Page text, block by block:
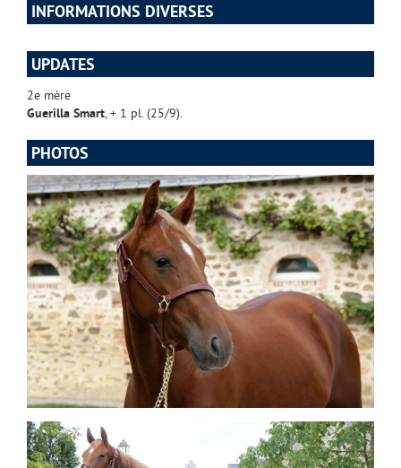
INFORMATIONS DIVERSES
UPDATES
2e mère
Guerilla Smart, + 1 pl. (25/9).
PHOTOS